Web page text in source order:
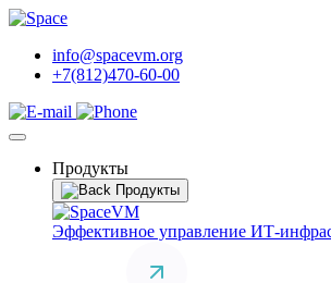
info@spacevm.org
+7(812)470-60-00
Продукты
Продукты
Эффективное управление ИТ-